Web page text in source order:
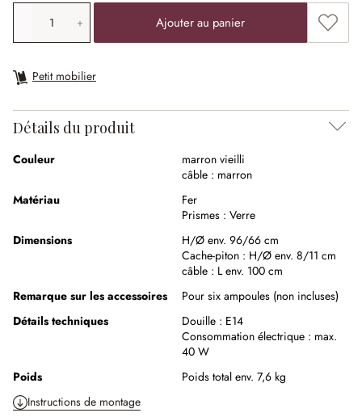
Quantité de produit: saisissez la valeur souhaitée ou
Ajouter au panier
Petit mobilier
Détails du produit
Couleur
marron vieilli
câble : marron
Matériau
Fer
Prismes : Verre
Dimensions
H/Ø env. 96/66 cm
Cache-piton : H/Ø env. 8/11 cm
câble : L env. 100 cm
Remarque sur les accessoires
Pour six ampoules (non incluses)
Détails techniques
Douille : E14
Consommation électrique : max.
40 W
Poids
Poids total env. 7,6 kg
Instructions de montage